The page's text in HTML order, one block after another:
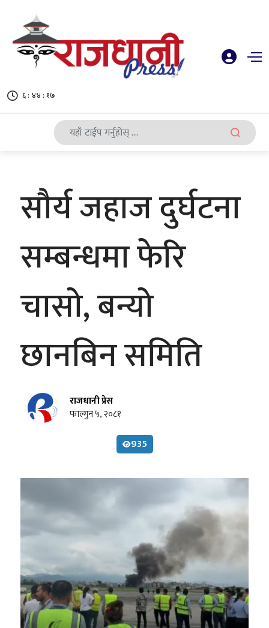
६ : ४४ : १८
सौर्य जहाज दुर्घटना
सम्बन्धमा फेरि
चासो, बन्यो
छानबिन समिति
राजधानी प्रेस
फाल्गुन ५, २०८१
935